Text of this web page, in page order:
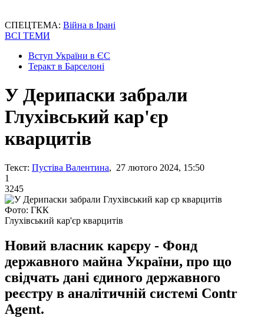
СПЕЦТЕМА: Війна в Ірані
ВСІ ТЕМИ
Вступ України в ЄС
Теракт в Барселоні
У Дерипаски забрали
Глухівський кар'єр
кварцитів
Текст: Пустіва Валентина, 27 лютого 2024, 15:50
1
3245
Фото: ГКК
Глухівський кар'єр кварцитів
Новий власник карєру - Фонд
державного майна України, про що
свідчать дані єдиного державного
реєстру в аналітичній системі Contr
Agent.